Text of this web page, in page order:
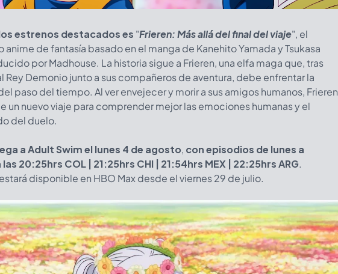
estrenos destacados es "Frieren: Más allá del final del viaje", el
anime de fantasía basado en el manga de Kanehito Yamada y Tsukasa
por Madhouse. La historia sigue a Frieren, una elfa maga que, tras
Rey Demonio junto a sus compañeros de aventura, debe enfrentar la
paso del tiempo. Al ver envejecer y morir a sus amigos humanos, Frieren
un nuevo viaje para comprender mejor las emociones humanas y el
del duelo.
a Adult Swim el lunes 4 de agosto, con episodios de lunes a
20:25hrs COL | 21:25hrs CHI | 21:54hrs MEX | 22:25hrs ARG.
disponible en HBO Max desde el viernes 29 de julio.